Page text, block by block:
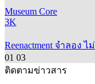
Museum Core
3K
Reenactment จำลอง
01 03
ติดตามข่าวสาร